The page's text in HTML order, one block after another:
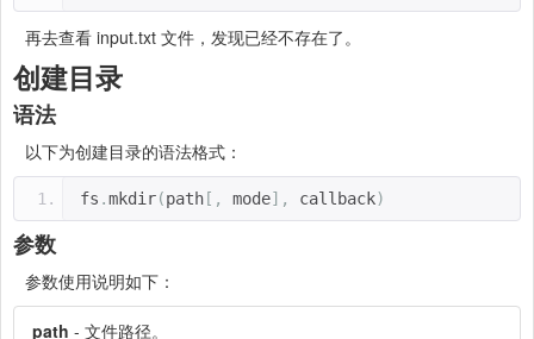
再去查看 input.txt 文件，发现已经不存在了。
创建目录
语法
以下为创建目录的语法格式：
fs .mkdir(path [, mode], callback)
参数
参数使用说明如下：
path - 文件路径。